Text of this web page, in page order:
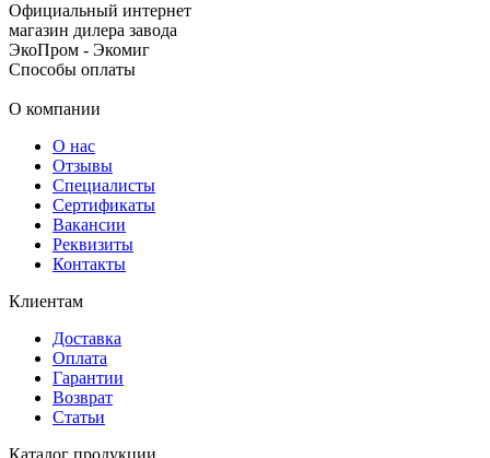
Официальный интернет
магазин дилера завода
ЭкоПром - Экомиг
Способы оплаты
О компании
О нас
Отзывы
Специалисты
Сертификаты
Вакансии
Реквизиты
Контакты
Клиентам
Доставка
Оплата
Гарантии
Возврат
Статьи